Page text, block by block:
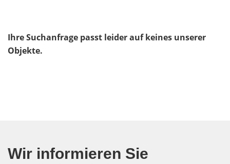
Ihre Suchanfrage passt leider auf keines unserer
Objekte.
Wir informieren Sie